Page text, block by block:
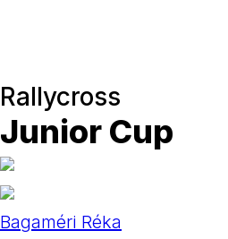
Rallycross
Junior Cup
Bagaméri Réka